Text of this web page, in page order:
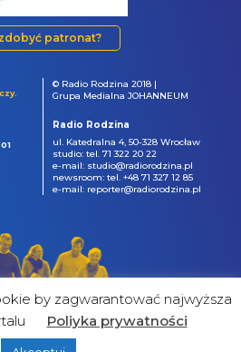
patronat?
© Radio Rodzina 2018 |
Grupa Medialna JOHANNEUM
Radio Rodzina
ul. Katedralna 4, 50-328 Wrocław
studio: tel. 71 322 20 22
e-mail: studio@radiorodzina.pl
newsroom: tel. +48 71 327 12 85
e-mail: reporter@radiorodzina.pl
by zagwarantować najwyższa
Poliyka prywatności